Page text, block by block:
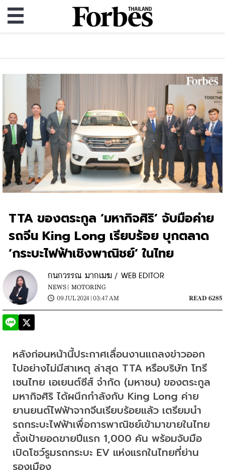
TTA ของตระกูล ‘มหากิจศิริ’ จับมือค่าย
รถจีน King Long เรียบร้อย บุกตลาด
‘กระบะไฟฟ้าเชิงพาณิชย์’ ในไทย
กนกวรรณ มากเมฆ / WEB EDITOR
NEWS | MOTORING
09 JUL 2024 | 03:47 AM
READ 6285
หลังก่อนหน้านี้ประกาศเลื่อนงานแถลงข่าวออก
ไปอย่างไม่มีสาเหตุ ล่าสุด TTA หรือบริษัท โทรี
เซนไทย เอเยนต์ซีส์ จำกัด (มหาชน) ของตระกูล
มหากิจศิริ ได้ผนึกกำลังกับ King Long ค่าย
ยานยนต์ไฟฟ้าจากจีนเรียบร้อยแล้ว เตรียมนำ
รถกระบะไฟฟ้าเพื่อการพาณิชย์เข้ามาขายในไทย
ตั้งเป้ายอดขายปีแรก 1,000 คัน พร้อมจับมือ
เปิดโชว์รูมรถกระบะ EV แห่งแรกในไทยที่ย่าน
รองเมือง